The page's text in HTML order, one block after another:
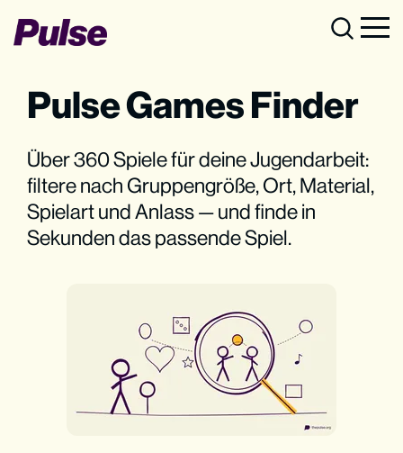
Pulse Games Finder
Über 360 Spiele für deine Jugendarbeit:
filtere nach Gruppengröße, Ort, Material,
Spielart und Anlass — und finde in
Sekunden das passende Spiel.